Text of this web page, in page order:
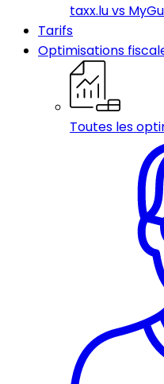
taxx.lu vs
Tarifs
Optimisations
Toutes les